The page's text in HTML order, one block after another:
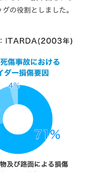
の役割としました。